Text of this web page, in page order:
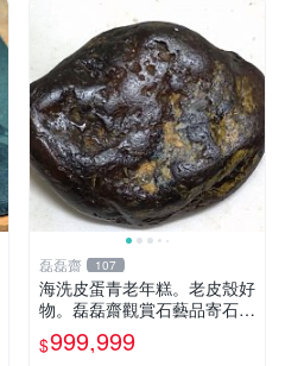
磊磊齋 107
海洗皮蛋青老年糕。老皮殼好
物。磊磊齋觀賞石藝品寄石加
工代工雕刻研磨雨花石瑪瑙大
灣石珠寶首飾寶石大陸石台灣
$999,999